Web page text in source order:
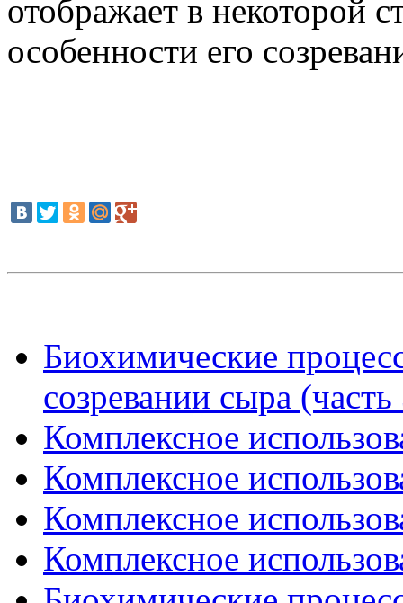
отображает в некоторой
особенности его
Биохимические
созревании сыра (часть
Комплексное
Комплексное
Комплексное
Комплексное